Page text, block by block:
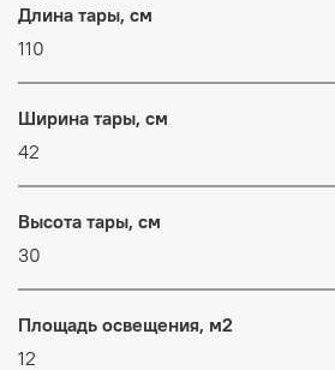
Длина тары, см
110
Ширина тары, см
42
Высота тары, см
30
Площадь освещения, м2
12